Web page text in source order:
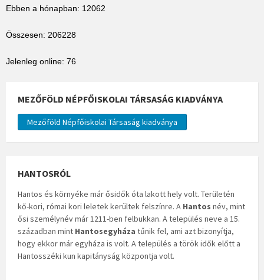
Ebben a hónapban: 12062
Összesen: 206228
Jelenleg online: 76
MEZŐFÖLD NÉPFŐISKOLAI TÁRSASÁG KIADVÁNYA
Mezőföld Népfőiskolai Társaság kiadványa
HANTOSRÓL
Hantos és környéke már ősidők óta lakott hely volt. Területén
kő-kori, római kori leletek kerültek felszínre. A Hantos név, mint
ősi személynév már 1211-ben felbukkan. A település neve a 15.
században mint Hantosegyháza tűnik fel, ami azt bizonyítja,
hogy ekkor már egyháza is volt. A település a török idők előtt a
Hantosszéki kun kapitányság központja volt.